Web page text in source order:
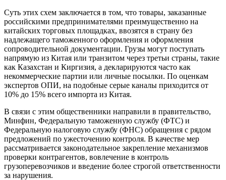
Суть этих схем заключается в том, что товары, заказанные
российскими предпринимателями преимущественно на
китайских торговых площадках, ввозятся в страну без
надлежащего таможенного оформления и оформления
сопроводительной документации. Грузы могут поступать
напрямую из Китая или транзитом через третьи страны, такие
как Казахстан и Киргизия, а декларируются часто как
некоммерческие партии или личные посылки. По оценкам
экспертов ОПИ, на подобные серые каналы приходится от
10% до 15% всего импорта из Китая.
В связи с этим общественники направили в правительство,
Минфин, Федеральную таможенную службу (ФТС) и
Федеральную налоговую службу (ФНС) обращения с рядом
предложений по ужесточению контроля. В качестве мер
рассматривается законодательное закрепление механизмов
проверки контрагентов, вовлечение в контроль
грузоперевозчиков и введение более строгой ответственности
за нарушения.